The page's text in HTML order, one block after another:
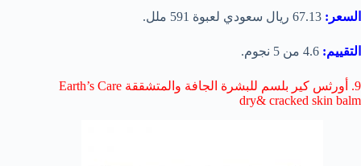
السعر: 67.13 ريال سعودي لعبوة 591 ملل.
التقييم:
9. أورثس كير بلسم للبشرة الجافة والمتشققة Earth’s Care
dry& cracked skin balm